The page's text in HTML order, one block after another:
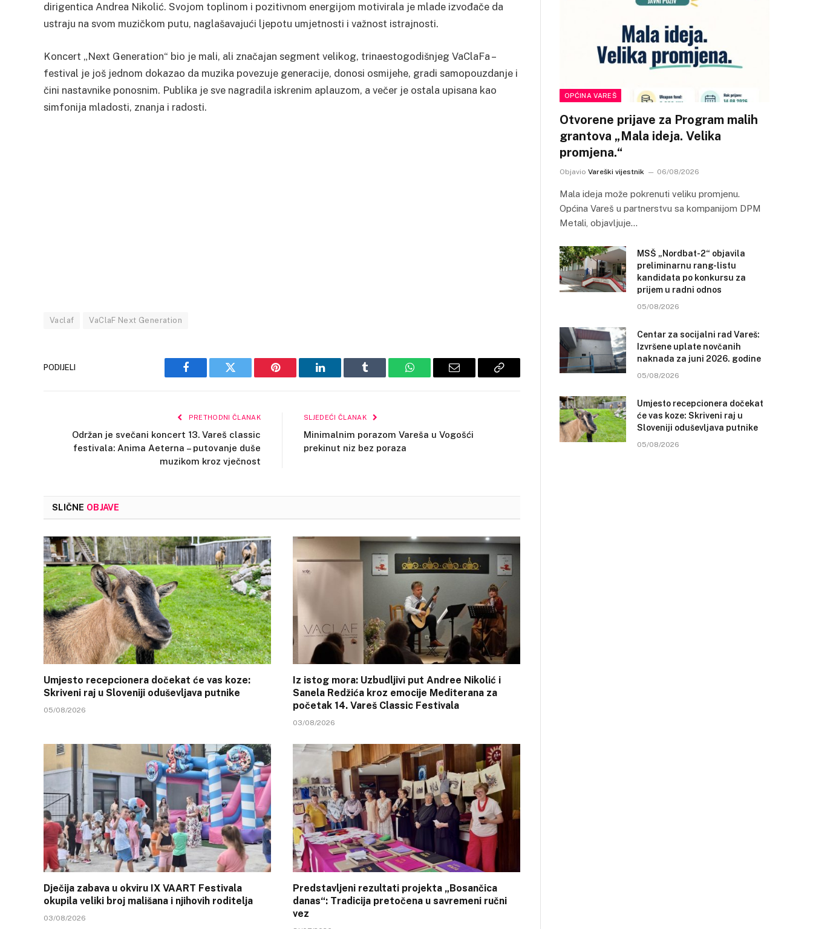
dirigentica Andrea Nikolić. Svojom toplinom i pozitivnom energijom motivirala je mlade izvođače da
ustraju na svom muzičkom putu, naglašavajući ljepotu umjetnosti i važnost istrajnosti.
Koncert „Next Generation“ bio je mali, ali značajan segment velikog, trinaestogodišnjeg VaClaFa –
festival je još jednom dokazao da muzika povezuje generacije, donosi osmijehe, gradi samopouzdanje i
čini nastavnike ponosnim. Publika je sve nagradila iskrenim aplauzom, a večer je ostala upisana kao
simfonija mladosti, znanja i radosti.
Vaclaf VaClaF Next Generation
PODIJELI
Facebook Twitter Pinterest LinkedIn Tumblr WhatsAppEmail
Copy
PRETHODNI ČLANAK
Održan je svečani koncert 13. Vareš classic
festivala: Anima Aeterna – putovanje duše
muzikom kroz vječnost
SLJEDEĆI ČLANAK
Minimalnim porazom Vareša u Vogošći
prekinut niz bez poraza
SLIČNE OBJAVE
Umjesto recepcionera dočekat će vas koze:
Skriveni raj u Sloveniji oduševljava putnike
05/08/2026
Iz istog mora: Uzbudljivi put Andree Nikolić i
Sanela Redžića kroz emocije Mediterana za
početak 14. Vareš Classic Festivala
03/08/2026
Dječija zabava u okviru IX VAART Festivala
okupila veliki broj mališana i njihovih roditelja
03/08/2026
Predstavljeni rezultati projekta „Bosančica
danas“: Tradicija pretočena u savremeni ručni
vez
OPĆINA VAREŠ
Otvorene prijave za Program malih
grantova „Mala ideja. Velika
promjena.“
Objavio Vareški vijestnik 06/08/2026
Mala ideja može pokrenuti veliku promjenu.
Općina Vareš u partnerstvu sa kompanijom DPM
Metali, objavljuje…
MSŠ „Nordbat-2“ objavila
preliminarnu rang-listu
kandidata po konkursu za
prijem u radni odnos
05/08/2026
Centar za socijalni rad Vareš:
Izvršene uplate novčanih
naknada za juni 2026. godine
05/08/2026
Umjesto recepcionera dočekat
će vas koze: Skriveni raj u
Sloveniji oduševljava putnike
05/08/2026